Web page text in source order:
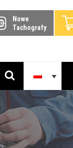
Nowe
Tachografy